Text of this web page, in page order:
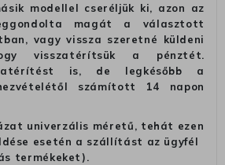
modellel cseréljük ki, azon az
magát a választott
vagy vissza szeretné küldeni
visszatérítsük a pénztét.
is, de legkésőbb a
számított 14 napon
univerzális méretű, tehát ezen
esetén a szállítást az ügyfél
termékeket).